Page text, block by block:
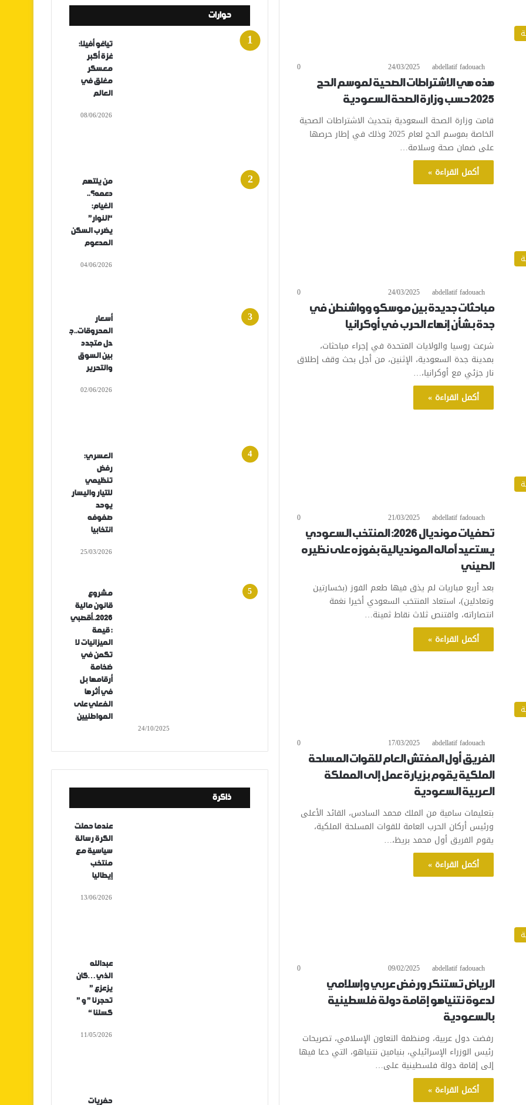
abdellatif fadouach
24/03/2025
0
هذه هي الاشتراطات الصحية لموسم الحج
2025 حسب وزارة الصحة السعودية
قامت وزارة الصحة السعودية بتحديث الاشتراطات الصحية
الخاصة بموسم الحج لعام 2025 وذلك في إطار حرصها
على ضمان صحة وسلامة…
أكمل القراءة »
abdellatif fadouach
24/03/2025
0
مباحثات جديدة بين موسكو وواشنطن في
جدة بشأن إنهاء الحرب في أوكرانيا
شرعت روسيا والولايات المتحدة في إجراء مباحثات،
بمدينة جدة السعودية، الإثنين، من أجل بحث وقف إطلاق
نار جزئي مع أوكرانيا،…
أكمل القراءة »
abdellatif fadouach
21/03/2025
0
تصفيات مونديال 2026: المنتخب السعودي
يستعيد آماله المونديالية بفوزه على نظيره
الصيني
بعد أربع مباريات لم يذق فيها طعم الفوز (بخسارتين
وتعادلين)، استعاد المنتخب السعودي أخيرا نغمة
انتصاراته، واقتنص ثلاث نقاط ثمينة…
أكمل القراءة »
abdellatif fadouach
17/03/2025
0
الفريق أول المفتش العام للقوات المسلحة
الملكية يقوم بزيارة عمل إلى المملكة
العربية السعودية
بتعليمات سامية من الملك محمد السادس، القائد الأعلى
ورئيس أركان الحرب العامة للقوات المسلحة الملكية،
يقوم الفريق أول محمد بريظ،…
أكمل القراءة »
abdellatif fadouach
09/02/2025
0
الرياض تستنكر ورفض عربي وإسلامي
لدعوة نتنياهو إقامة دولة فلسطينية
بالسعودية
رفضت دول عربية، ومنظمة التعاون الإسلامي، تصريحات
رئيس الوزراء الإسرائيلي، بنيامين نتنياهو، التي دعا فيها
إلى إقامة دولة فلسطينية على…
أكمل القراءة »
حوارات
تياغو أفيلا:
غزة أكبر
معسكر
مغلق في
العالم
08/06/2026
من يلتهم
دعمه؟..
الغيام:
“النوار”
يضرب السكن
المدعوم
04/06/2026
أسعار
المحروقات..ج
دل متجدد
بين السوق
والتحرير
02/06/2026
العسري:
رفض
تنظيمي
للتيار واليسار
يوحد
صفوفه
انتخابيا
25/03/2026
مشروع
قانون مالية
2026..أقصبي
: قيمة
الميزانيات لا
تكمن في
ضخامة
أرقامها بل
في أثرها
الفعلي على
المواطنيين
24/10/2025
ذاكرة
عندما حملت
الكرة رسالة
سياسية مع
منتخب
إيطاليا
13/06/2026
عبدالله
الذي…كان
يزعزع ”
تحجرنا ” و ”
كسلنا “
11/05/2026
حفريات